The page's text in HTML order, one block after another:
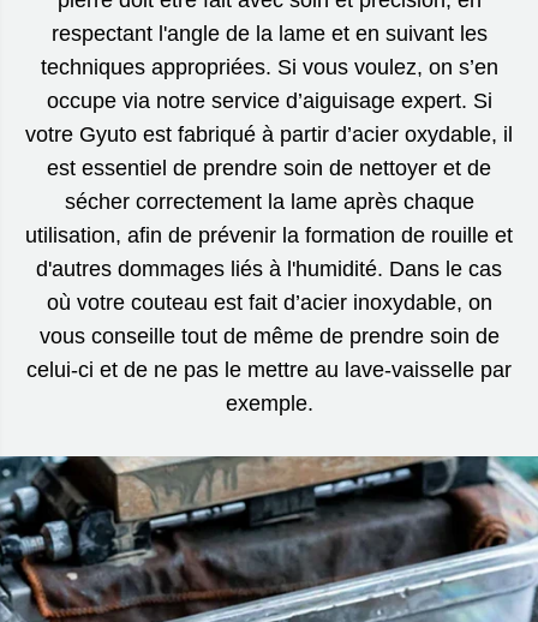
respectant l'angle de la lame et en suivant les
techniques appropriées. Si vous voulez, on s’en
occupe via notre service d’aiguisage expert. Si
votre Gyuto est fabriqué à partir d’acier oxydable, il
est essentiel de prendre soin de nettoyer et de
sécher correctement la lame après chaque
utilisation, afin de prévenir la formation de rouille et
d'autres dommages liés à l'humidité. Dans le cas
où votre couteau est fait d’acier inoxydable, on
vous conseille tout de même de prendre soin de
celui-ci et de ne pas le mettre au lave-vaisselle par
exemple.